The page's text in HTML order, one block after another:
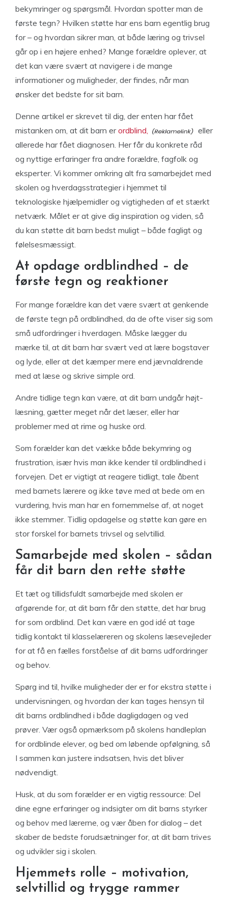
bekymringer og spørgsmål. Hvordan spotter man de
første tegn? Hvilken støtte har ens barn egentlig brug
for – og hvordan sikrer man, at både læring og trivsel
går op i en højere enhed? Mange forældre oplever, at
det kan være svært at navigere i de mange
informationer og muligheder, der findes, når man
ønsker det bedste for sit barn.
Denne artikel er skrevet til dig, der enten har fået
mistanken om, at dit barn erordblind,
eller
allerede har fået diagnosen. Her får du konkrete råd
og nyttige erfaringer fra andre forældre, fagfolk og
eksperter. Vi kommer omkring alt fra samarbejdet med
skolen og hverdagsstrategier i hjemmet til
teknologiske hjælpemidler og vigtigheden af et stærkt
netværk. Målet er at give dig inspiration og viden, så
du kan støtte dit barn bedst muligt – både fagligt og
følelsesmæssigt.
At opdage ordblindhed – de
første tegn og reaktioner
For mange forældre kan det være svært at genkende
de første tegn på ordblindhed, da de ofte viser sig som
små udfordringer i hverdagen. Måske lægger du
mærke til, at dit barn har svært ved at lære bogstaver
og lyde, eller at det kæmper mere end jævnaldrende
med at læse og skrive simple ord.
Andre tidlige tegn kan være, at dit barn undgår højt­
læsning, gætter meget når det læser, eller har
problemer med at rime og huske ord.
Som forælder kan det vække både bekymring og
frustration, især hvis man ikke kender til ordblindhed i
forvejen. Det er vigtigt at reagere tidligt, tale åbent
med barnets lærere og ikke tøve med at bede om en
vurdering, hvis man har en fornemmelse af, at noget
ikke stemmer. Tidlig opdagelse og støtte kan gøre en
stor forskel for barnets trivsel og selvtillid.
Samarbejde med skolen – sådan
får dit barn den rette støtte
Et tæt og tillidsfuldt samarbejde med skolen er
afgørende for, at dit barn får den støtte, det har brug
for som ordblind. Det kan være en god idé at tage
tidlig kontakt til klasselæreren og skolens læsevejleder
for at få en fælles forståelse af dit barns udfordringer
og behov.
Spørg ind til, hvilke muligheder der er for ekstra støtte i
undervisningen, og hvordan der kan tages hensyn til
dit barns ordblindhed i både dagligdagen og ved
prøver. Vær også opmærksom på skolens handleplan
for ordblinde elever, og bed om løbende opfølgning, så
I sammen kan justere indsatsen, hvis det bliver
nødvendigt.
Husk, at du som forælder er en vigtig ressource: Del
dine egne erfaringer og indsigter om dit barns styrker
og behov med lærerne, og vær åben for dialog – det
skaber de bedste forudsætninger for, at dit barn trives
og udvikler sig i skolen.
Hjemmets rolle – motivation,
selvtillid og trygge rammer